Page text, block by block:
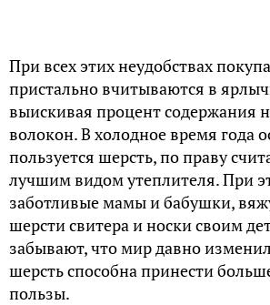
При всех этих неудобствах
пристально вчитываются в
выискивая процент содержания
волокон. В холодное время года
пользуется шерсть, по праву
лучшим видом утеплителя. При
заботливые мамы и бабушки,
шерсти свитера и носки своим
забывают, что мир давно
шерсть способна принести
пользы.